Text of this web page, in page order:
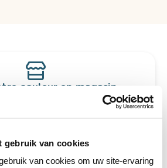
gebruik van cookies
van cookies om uw site-ervaring
couleur en magasin
échantillons de votre
conseils personnalisés sur la